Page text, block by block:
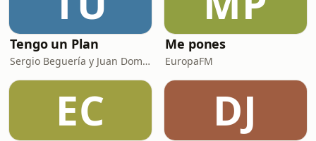
Tengo un Plan
Sergio Beguería y Juan Domínguez
Me pones
EuropaFM
EC DJ